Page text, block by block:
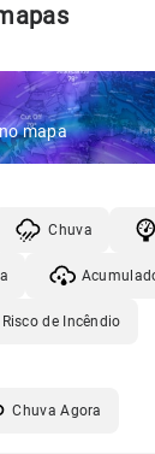
mapa
Chuva
Risco de Incêndio
Chuva Agora